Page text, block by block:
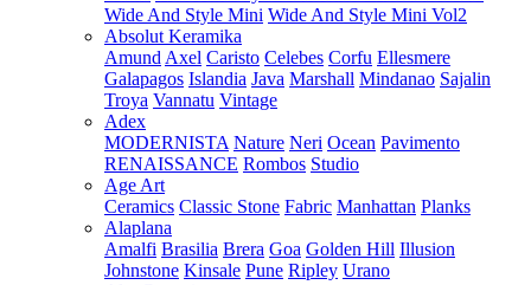
Wide And Style Mini Wide And Style Mini Vol2
Absolut Keramika
Amund Axel Caristo Celebes Corfu Ellesmere
Galapagos Islandia Java Marshall Mindanao Sajalin
Troya Vannatu Vintage
Adex
MODERNISTA Nature Neri Ocean Pavimento
RENAISSANCE Rombos Studio
Age Art
Ceramics Classic Stone Fabric Manhattan Planks
Alaplana
Amalfi Brasilia Brera Goa Golden Hill Illusion
Johnstone Kinsale Pune Ripley Urano